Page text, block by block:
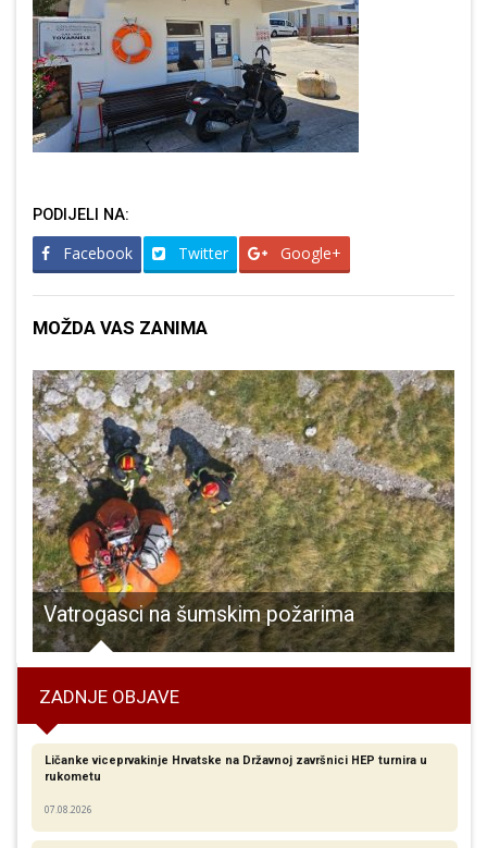
PODIJELI NA:
Facebook Twitter Google+
MOŽDA VAS ZANIMA
Vatrogasci na šumskim požarima
ZADNJE OBJAVE
Ličanke viceprvakinje Hrvatske na Državnoj završnici HEP turnira u
rukometu
07.08.2026